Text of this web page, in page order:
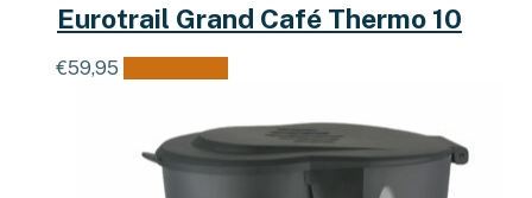
Eurotrail Grand Café Thermo 10
€59,95